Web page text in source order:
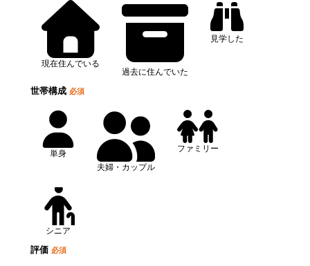
現在住んでいる
過去に住んでいた
見学した
世帯構成 必須
単身
夫婦・カップル
ファミリー
シニア
評価 必須